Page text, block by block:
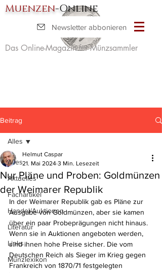
Muenzen-Online
Das Online-Magazin für Münzsammler
Newsletter abbonieren
Beitrag
Alles
Aktuelles
Fachartikel
Handel/Auktionen
Literatur
Links
Münzlexikon
Alles
Nur Pläne und Proben: Goldmünzen
der Weimarer Republik
Helmut Caspar
21. Mai 2024 3 Min. Lesezeit
In der Weimarer Republik gab es Pläne zur
Ausgabe von Goldmünzen, aber sie kamen
über ein paar Probeprägungen nicht hinaus.
Wenn sie in Auktionen angeboten werden,
sind ihnen hohe Preise sicher. Die vom
Deutschen Reich als Sieger im Krieg gegen
Frankreich von 1870/71 festgelegten